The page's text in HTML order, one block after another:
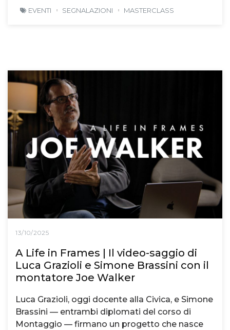
EVENTI SEGNALAZIONI MASTERCLASS
13/10/2025
A Life in Frames | Il video-saggio di
Luca Grazioli e Simone Brassini con il
montatore Joe Walker
Luca Grazioli, oggi docente alla Civica, e Simone
Brassini — entrambi diplomati del corso di
Montaggio — firmano un progetto che nasce